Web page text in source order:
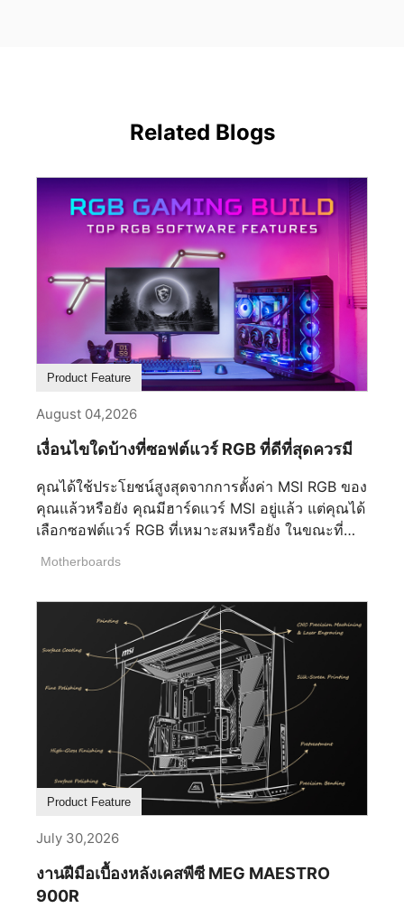
Related Blogs
Product Feature
August 04,2026
เงื่อนไขใดบ้างที่ซอฟต์แวร์ RGB ที่ดีที่สุดควรมี
คุณได้ใช้ประโยชน์สูงสุดจากการตั้งค่า MSI RGB ของ
คุณแล้วหรือยัง คุณมีฮาร์ดแวร์ MSI อยู่แล้ว แต่คุณได้
เลือกซอฟต์แวร์ RGB ที่เหมาะสมหรือยัง ในขณะที่
สามารถช่วยให้คุณใช้ประโยชน์เต็มที่จากระบบนิเวศ
MSI หลีกเลี่ยงความซับซ้อนในการตั้งค่าที่ไม่จำเป็น
หรือแม้กระทั่งปรับปรุงประสิทธิภาพของเครื่อง
คอมพิวเตอร์เกม RGB ของคุณ ซอฟต์แวร์ RGB ที่ดี
ที่สุดควรช่วยเพิ่มประสบการณ์ของคุณ ไม่ใช่เป็น
อุปสรรค ทำให้การเลือกของคุณเป็นเรื่องสำคัญ อะไร
คือเงื่อนไขสำคัญ 5 ประการที่กำหนดซอฟต์แวร์ RGB
ที่ดีที่สุด? 1. ซอฟต์แวร์รองรับการใช้งานร่วมกัน
ระหว่างอุปกรณ์ต่าง ๆ ได้หรือไม่ ซอฟต์แวร์รองรับ
การใช้งานร่วมกันอย่างราบรื่นระหว่างอุปกรณ์หลาย
ชิ้นหรือไม่ ซอฟต์แวร์ RGB ที่ดีที่สุด ควรอนุญาตให้ผู้
ความจำ ส่วนประกอบระบบระบายความร้อน อุปกรณ์
ต่อพ่วง และอุปกรณ์ของบุคคลที่สามที่เข้ากันได้จาก
Motherboards
Product Feature
July 30,2026
งานฝีมือเบื้องหลังเคสพีซี MEG MAESTRO
900R